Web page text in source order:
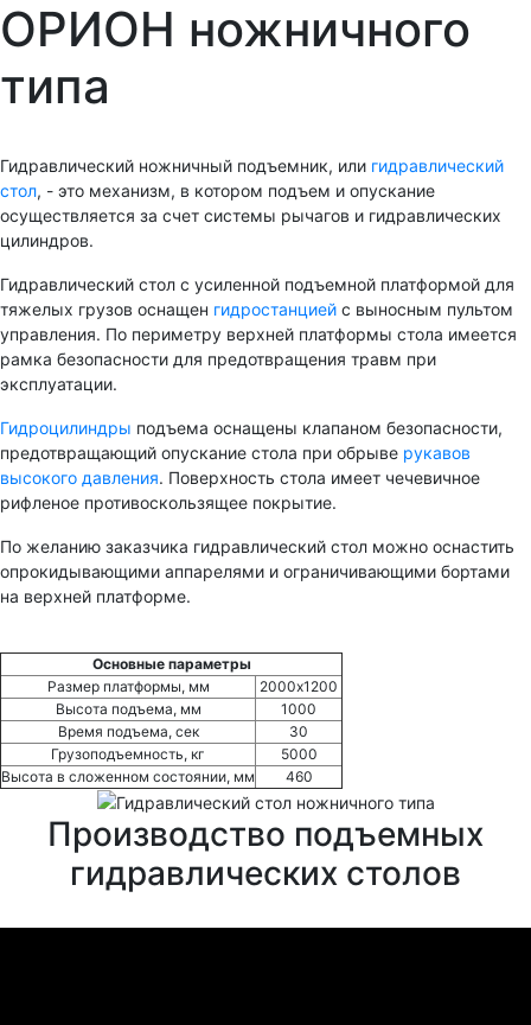
ОРИОН ножничного
типа
Гидравлический ножничный подъемник, или гидравлический
стол, - это механизм, в котором подъем и опускание
осуществляется за счет системы рычагов и гидравлических
цилиндров.
Гидравлический стол с усиленной подъемной платформой для
тяжелых грузов оснащен гидростанцией с выносным пультом
управления. По периметру верхней платформы стола имеется
рамка безопасности для предотвращения травм при
эксплуатации.
Гидроцилиндры подъема оснащены клапаном безопасности,
предотвращающий опускание стола при обрыве рукавов
высокого давления. Поверхность стола имеет чечевичное
рифленое противоскользящее покрытие.
По желанию заказчика гидравлический стол можно оснастить
опрокидывающими аппарелями и ограничивающими бортами
на верхней платформе.
Основные параметры
Размер платформы, мм
2000х1200
Высота подъема, мм
1000
Время подъема, сек
30
Грузоподъемность, кг
5000
Высота в сложенном состоянии, мм
460
Производство подъемных
гидравлических столов